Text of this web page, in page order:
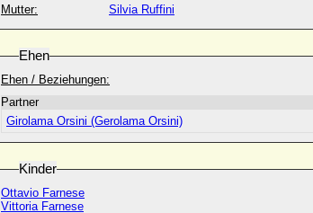
Mutter:
Silvia Ruffini
Ehen
Ehen / Beziehungen:
Partner
Girolama Orsini (Gerolama Orsini)
Kinder
Ottavio Farnese
Vittoria Farnese